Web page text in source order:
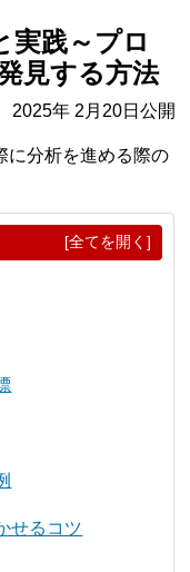
実践～プロ
見する方法
2025年 2月20日公開
に分析を進める際の
[全てを開く]
せるコツ